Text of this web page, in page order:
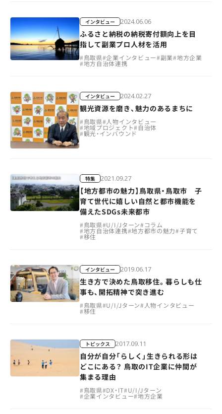
インタビュー 2024.06.06
ふるさと納税の納税寄付額向上を目
指して副業プロ人材を活用
#鳥取県#企業インタビュー#副業#地方企業
#地方自治体連携
インタビュー 2024.02.27
観光資源を磨き、魅力のあるまちに
#鳥取県#人物インタビュー
#地域プロジェクト# 自治体
#観光・インバウンド
特集 2021.09.27
【地方都市の魅力】鳥取県・鳥取市 子
育て世代に嬉しい自然と都市機能を
備えたSDGs未来都市
#鳥取県#U/I/Jターン# コラム
#地方自治体連携#地方都市の魅力#子育て
#移住
インタビュー 2019.06.17
生き方で決めた鳥取移住。暮らしも仕
事も、開拓精神で突き進む
#鳥取県#U/I/Jターン# 人物インタビュー
#移住
トピックス 2017.09.11
自分が自分「らしく」生きられる形は
どこにある？ 鳥取のIT企業に仲間が
集まる理由
#鳥取県#DX・IT#U/I/Jターン
#企業インタビュー#地方企業